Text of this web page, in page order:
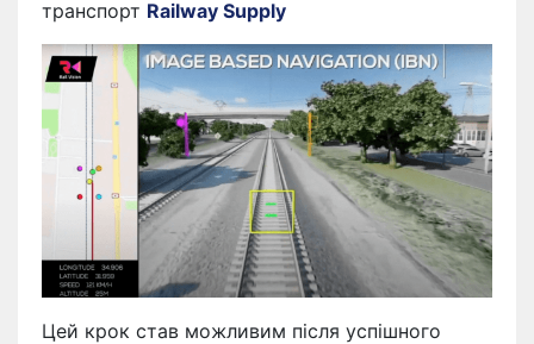
транспорт Railway Supply
Цей крок став можливим після успішного